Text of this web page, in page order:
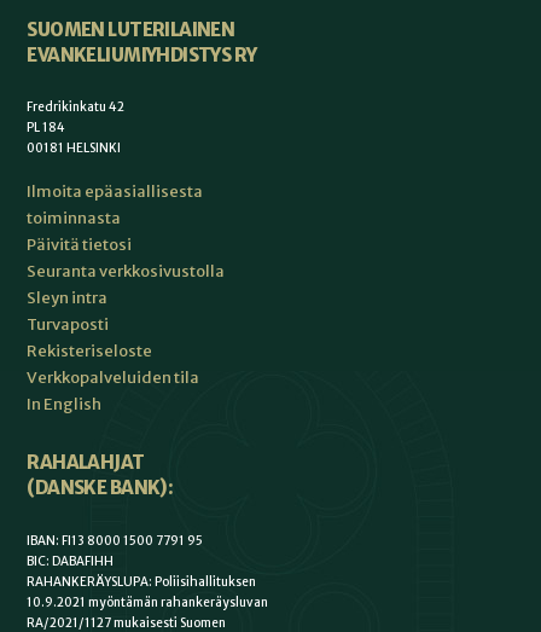
SUOMEN LUTERILAINEN
EVANKELIUMIYHDISTYS RY
Fredrikinkatu 42
PL 184
00181 HELSINKI
Ilmoita epäasiallisesta
toiminnasta
Päivitä tietosi
Seuranta verkkosivustolla
Sleyn intra
Turvaposti
Rekisteriseloste
Verkkopalveluiden tila
In English
RAHALAHJAT
(DANSKE BANK):
IBAN: FI13 8000 1500 7791 95
BIC: DABAFIHH
RAHANKERÄYSLUPA: Poliisihallituksen
10.9.2021 myöntämän rahankeräysluvan
RA/2021/1127 mukaisesti Suomen